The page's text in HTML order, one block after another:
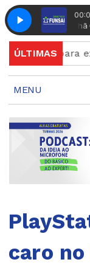
Musical Manhã
Top Five
ÚLTIMAS
para
MENU
caro